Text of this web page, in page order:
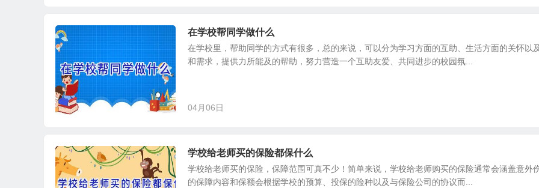
在学校帮同学做什么
在学校里，帮助同学的方式有很多，总的来说，可以分为学习方面的互助、生活方面的关怀
和需求，提供力所能及的帮助，努力营造一个互助友爱、共同进步的校园氛...
04月06日
学校给老师买的保险都保什么
学校给老师买的保险，保障范围可真不少！简单来说，学校给老师购买的保险通常会涵盖意
的保障内容和保额会根据学校的预算、投保的险种以及与保险公司的协议而...